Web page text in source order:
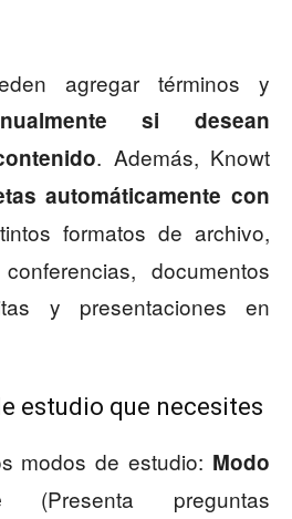
agregar términos y
si desean
. Además, Knowt
automáticamente con
formatos de archivo,
documentos
y presentaciones en
estudio que necesites
modos de estudio: Modo
(Presenta preguntas